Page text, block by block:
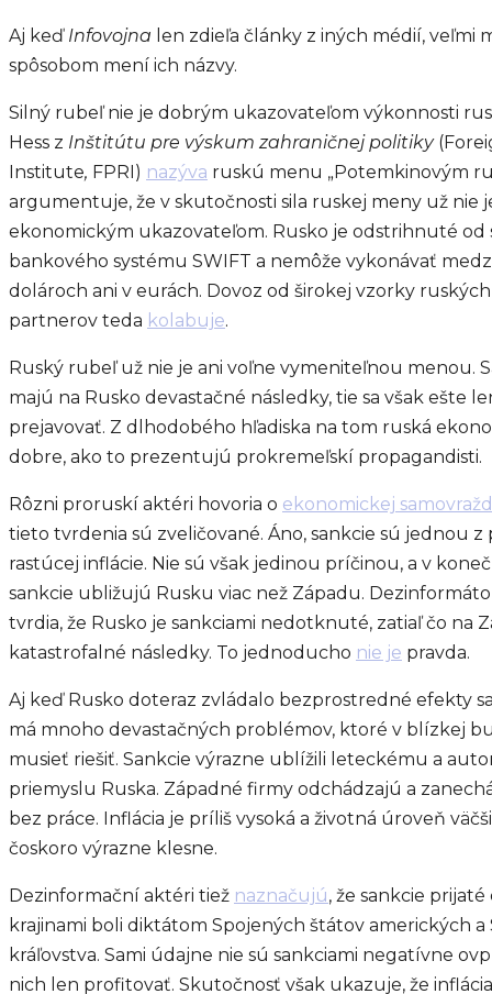
Aj keď Infovojna len zdieľa články z iných médií, veľmi
spôsobom mení ich názvy.
Silný rubeľ nie je dobrým ukazovateľom výkonnosti
Hess z Inštitútu pre výskum zahraničnej politiky
Institute, FPRI) nazýva ruskú menu „Potemkinovým
argumentuje, že v skutočnosti sila ruskej meny už nie
ekonomickým ukazovateľom. Rusko je odstrihnuté od
bankového systému SWIFT a nemôže vykonávať
dolároch ani v eurách. Dovoz od širokej vzorky
partnerov teda kolabuje.
Ruský rubeľ už nie je ani voľne vymeniteľnou menou.
majú na Rusko devastačné následky, tie sa však ešte
prejavovať. Z dlhodobého hľadiska na tom ruská
dobre, ako to prezentujú prokremeľskí propagandisti.
Rôzni proruskí aktéri hovoria o ekonomickej
tieto tvrdenia sú zveličované. Áno, sankcie sú jednou
rastúcej inflácie. Nie sú však jedinou príčinou, a v
sankcie ubližujú Rusku viac než Západu.
tvrdia, že Rusko je sankciami nedotknuté, zatiaľ čo na
katastrofalné následky. To jednoducho nie je pravda.
Aj keď Rusko doteraz zvládalo bezprostredné efekty
má mnoho devastačných problémov, ktoré v blízkej
musieť riešiť. Sankcie výrazne ublížili leteckému a
priemyslu Ruska. Západné firmy odchádzajú a
bez práce. Inflácia je príliš vysoká a životná úroveň
čoskoro výrazne klesne.
Dezinformační aktéri tiež naznačujú, že sankcie
krajinami boli diktátom Spojených štátov amerických a
kráľovstva. Sami údajne nie sú sankciami negatívne
nich len profitovať. Skutočnosť však ukazuje, že